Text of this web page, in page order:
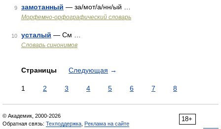
9 замотанный — за/мот/а/нн/ый …
Морфемно-орфографический словарь
10 усталый — См …
Словарь синонимов
Страницы Следующая →
1 2 3 4 5 6 7 8
18+
© Академик, 2000-2026
Обратная связь: Техподдержка Реклама на сайте